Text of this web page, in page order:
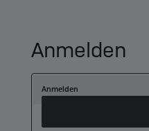
Anmelden
Anmelden